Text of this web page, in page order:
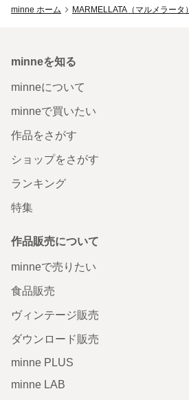
minne ホーム
MARMELLATA（マルメラータ）
minneを知る
minneについて
minneで買いたい
作品をさがす
ショップをさがす
ランキング
特集
作品販売について
minneで売りたい
食品販売
ヴィンテージ販売
ダウンロード販売
minne PLUS
minne LAB